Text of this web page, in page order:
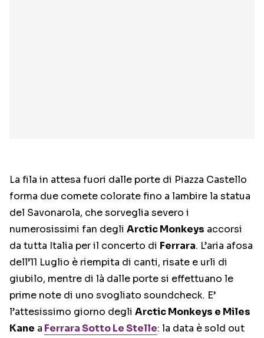
La fila in attesa fuori dalle porte di Piazza Castello
forma due comete colorate fino a lambire la statua
del Savonarola, che sorveglia severo i
numerosissimi fan degli Arctic Monkeys accorsi
da tutta Italia per il concerto di Ferrara. L’aria afosa
dell’11 Luglio è riempita di canti, risate e urli di
giubilo, mentre di là dalle porte si effettuano le
prime note di uno svogliato soundcheck. E’
l’attesissimo giorno degli Arctic Monkeys e Miles
Kane a Ferrara Sotto Le Stelle: la data è sold out